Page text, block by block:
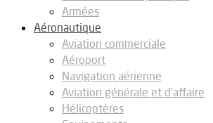
Armées
Aéronautique
Aviation commerciale
Aéroport
Navigation aérienne
Aviation générale et d’affaire
Hélicoptères